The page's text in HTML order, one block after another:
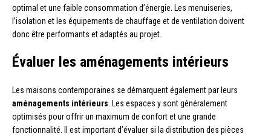
optimal et une faible consommation d’énergie. Les menuiseries,
l’isolation et les équipements de chauffage et de ventilation doivent
donc être performants et adaptés au projet.
Évaluer les aménagements intérieurs
Les maisons contemporaines se démarquent également par leurs
aménagements intérieurs . Les espaces y sont généralement
optimisés pour offrir un maximum de confort et une grande
fonctionnalité. Il est important d’évaluer si la distribution des pièces